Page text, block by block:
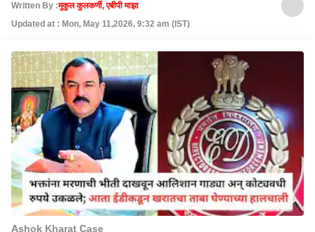
Written By :मुकुल कुलकर्णी, एबीपी माझा
Updated at : Mon, May 11,2026, 9:32 am (IST)
Ashok Kharat Case